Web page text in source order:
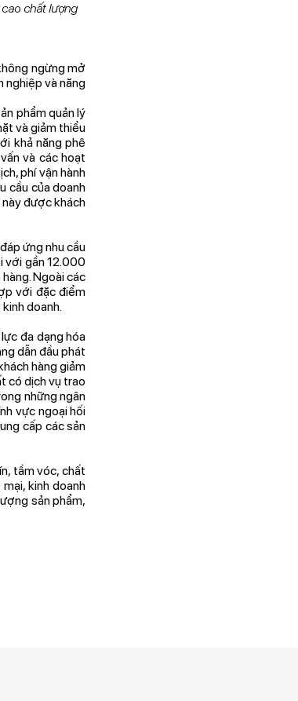
chất lượng
ngừng mở
nghiệp và năng
phẩm quản lý
và giảm thiểu
khả năng phê
và các hoạt
phí vận hành
cầu của doanh
được khách
ứng nhu cầu
với gần 12.000
Ngoài các
với đặc điểm
doanh.
đa dạng hóa
dẫn đầu phát
hàng giảm
có dịch vụ trao
những ngân
vực ngoại hối
cấp các sản
tầm vóc, chất
kinh doanh
sản phẩm,